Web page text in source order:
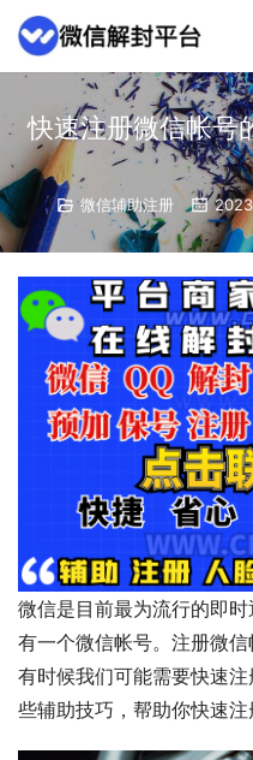
快速注册微信帐号
微信辅助注册 2023
微信是目前最为流行的即
有一个微信帐号。注册微
有时候我们可能需要快速
些辅助技巧，帮助你快速注